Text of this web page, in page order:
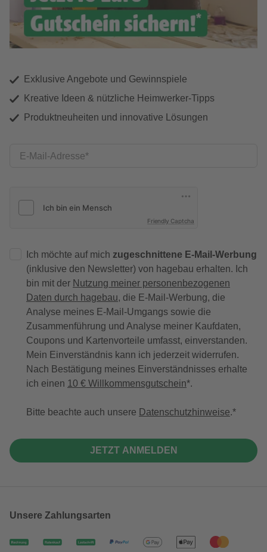
Exklusive Angebote und Gewinnspiele
Kreative Ideen & nützliche Heimwerker-Tipps
Produktneuheiten und innovative Lösungen
E-Mail-Adresse
Friendly Captcha
Ich möchte auf mich zugeschnittene E-Mail-Werbung
(inklusive den Newsletter) von hagebau erhalten. Ich
bin mit der Nutzung meiner personenbezogenen
Daten durch hagebau, die E-Mail-Werbung, die
Analyse meines E-Mail-Umgangs sowie die
Zusammenführung und Analyse meiner Kaufdaten,
Coupons und Kartenvorteile umfasst, einverstanden.
Mein Einverständnis kann ich jederzeit widerrufen.
Nach Bestätigung meines Einverständnisses erhalte
ich einen 10 € Willkommensgutschein*.
Bitte beachte auch unsere Datenschutzhinweise.
JETZT ANMELDEN
Unsere Zahlungsarten